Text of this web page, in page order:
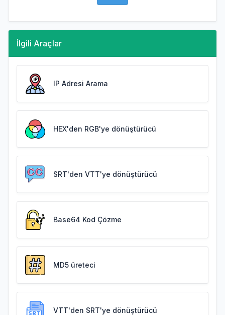
İlgili Araçlar
IP Adresi Arama
HEX'den RGB'ye dönüştürücü
SRT'den VTT'ye dönüştürücü
Base64 Kod Çözme
MD5 üreteci
VTT'den SRT'ye dönüştürücü